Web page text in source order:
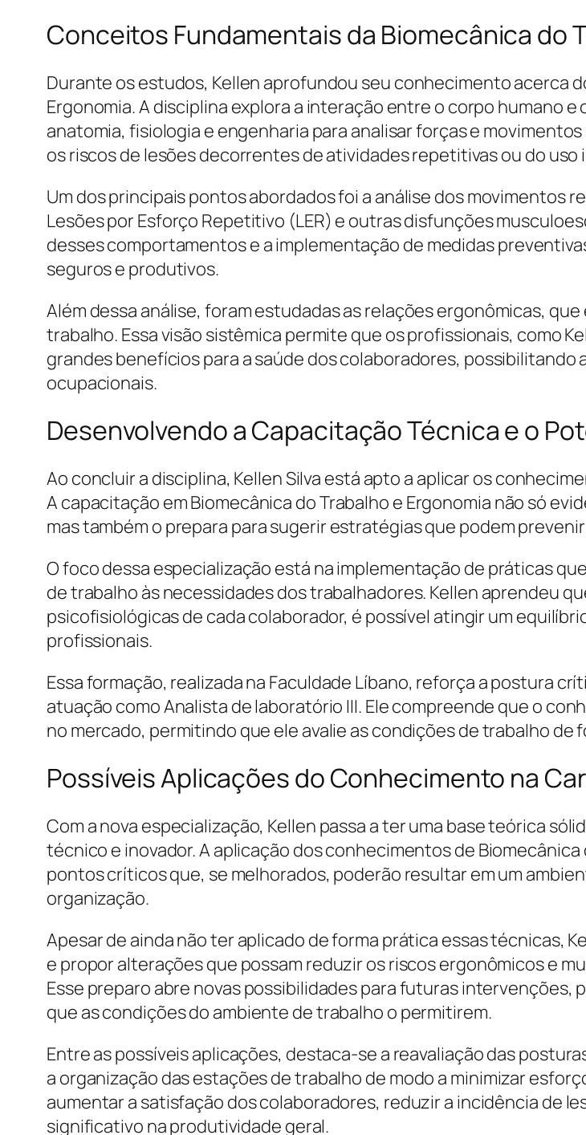
Conceitos Fundamentais da Biomecânica do
Durante os estudos, Kellen aprofundou seu conhecimento acerca
Ergonomia. A disciplina explora a interação entre o corpo humano
anatomia, fisiologia e engenharia para analisar forças e
os riscos de lesões decorrentes de atividades repetitivas ou do
Um dos principais pontos abordados foi a análise dos movimentos
Lesões por Esforço Repetitivo (LER) e outras disfunções
desses comportamentos e a implementação de medidas
seguros e produtivos.
Além dessa análise, foram estudadas as relações ergonômicas,
trabalho. Essa visão sistêmica permite que os profissionais, como
grandes benefícios para a saúde dos colaboradores, possibilitando
ocupacionais.
Desenvolvendo a Capacitação Técnica e o
Ao concluir a disciplina, Kellen Silva está apto a aplicar os
A capacitação em Biomecânica do Trabalho e Ergonomia não só
mas também o prepara para sugerir estratégias que podem
O foco dessa especialização está na implementação de práticas
de trabalho às necessidades dos trabalhadores. Kellen aprendeu
psicofisiológicas de cada colaborador, é possível atingir um
profissionais.
Essa formação, realizada na Faculdade Líbano, reforça a postura
atuação como Analista de laboratório III. Ele compreende que o
no mercado, permitindo que ele avalie as condições de trabalho
Possíveis Aplicações do Conhecimento na
Com a nova especialização, Kellen passa a ter uma base teórica
técnico e inovador. A aplicação dos conhecimentos de
pontos críticos que, se melhorados, poderão resultar em um
organização.
Apesar de ainda não ter aplicado de forma prática essas técnicas,
e propor alterações que possam reduzir os riscos ergonômicos e
Esse preparo abre novas possibilidades para futuras intervenções,
que as condições do ambiente de trabalho o permitirem.
Entre as possíveis aplicações, destaca-se a reavaliação das
a organização das estações de trabalho de modo a minimizar
aumentar a satisfação dos colaboradores, reduzir a incidência de
significativo na produtividade geral.